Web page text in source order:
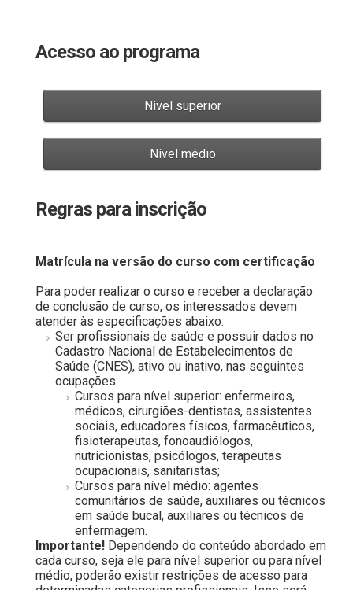
Acesso ao programa
Regras para inscrição
Matrícula na versão do curso com certificação
Para poder realizar o curso e receber a declaração
de conclusão de curso, os interessados devem
atender às especificações abaixo:
Ser profissionais de saúde e possuir dados no
Cadastro Nacional de Estabelecimentos de
Saúde (CNES), ativo ou inativo, nas seguintes
ocupações:
Cursos para nível superior: enfermeiros,
médicos, cirurgiões-dentistas, assistentes
sociais, educadores físicos, farmacêuticos,
fisioterapeutas, fonoaudiólogos,
nutricionistas, psicólogos, terapeutas
ocupacionais, sanitaristas;
Cursos para nível médio: agentes
comunitários de saúde, auxiliares ou técnicos
em saúde bucal, auxiliares ou técnicos de
enfermagem.
Importante! Dependendo do conteúdo abordado em
cada curso, seja ele para nível superior ou para nível
médio, poderão existir restrições de acesso para